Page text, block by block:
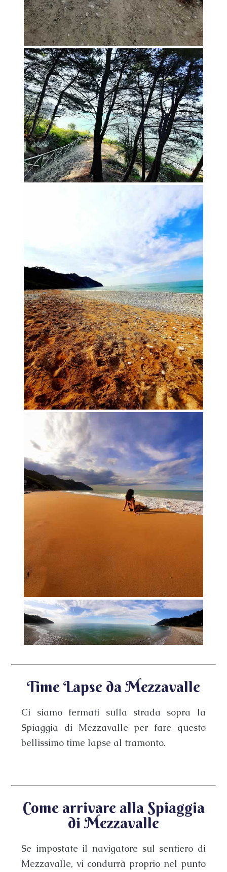
Time Lapse da Mezzavalle
Ci siamo fermati sulla strada sopra la
Spiaggia di Mezzavalle per fare questo
bellissimo time lapse al tramonto.
Come arrivare alla Spiaggia
di Mezzavalle
Se impostate il navigatore sulsentiero di
Mezzavalle, vi condurrà proprio nel punto